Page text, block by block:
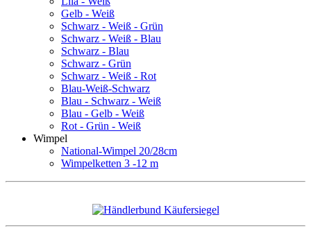
Gelb - Weiß
Schwarz - Weiß - Grün
Schwarz - Weiß - Blau
Schwarz - Blau
Schwarz - Grün
Schwarz - Weiß - Rot
Blau-Weiß-Schwarz
Blau - Schwarz - Weiß
Blau - Gelb - Weiß
Rot - Grün - Weiß
Wimpel
National-Wimpel 20/28cm
Wimpelketten 3 -12 m